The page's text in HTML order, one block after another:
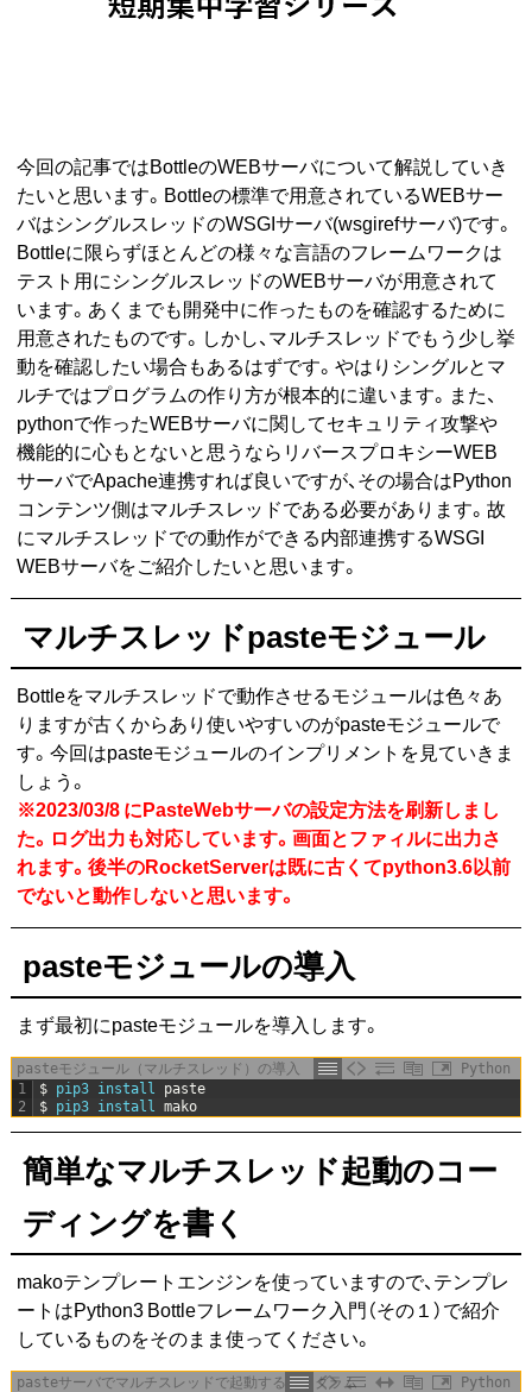
今回の記事ではBottleのWEBサーバについて解説していき
たいと思います。Bottleの標準で用意されているWEBサー
バはシングルスレッドのWSGIサーバ(wsgirefサーバ)です。
Bottleに限らずほとんどの様々な言語のフレームワークは
テスト用にシングルスレッドのWEBサーバが用意されて
います。あくまでも開発中に作ったものを確認するために
用意されたものです。しかし、マルチスレッドでもう少し挙
動を確認したい場合もあるはずです。やはりシングルとマ
ルチではプログラムの作り方が根本的に違います。また、
pythonで作ったWEBサーバに関してセキュリティ攻撃や
機能的に心もとないと思うならリバースプロキシーWEB
サーバでApache連携すれば良いですが、その場合はPython
コンテンツ側はマルチスレッドである必要があります。故
にマルチスレッドでの動作ができる内部連携するWSGI
WEBサーバをご紹介したいと思います。
マルチスレッドpasteモジュール
Bottleをマルチスレッドで動作させるモジュールは色々あ
りますが古くからあり使いやすいのがpasteモジュールで
す。今回はpasteモジュールのインプリメントを見ていきま
しょう。
※2023/03/8 にPasteWebサーバの設定方法を刷新しまし
た。ログ出力も対応しています。画面とファィルに出力さ
れます。後半のRocketServerは既に古くてpython3.6以前
でないと動作しないと思います。
pasteモジュールの導入
まず最初にpasteモジュールを導入します。
pasteモジュール（マルチスレッド）の導入
Python
1
2
$ pip3 install paste
$ pip3 install mako
簡単なマルチスレッド起動のコー
ディングを書く
makoテンプレートエンジンを使っていますので、テンプレ
ートはPython3 Bottleフレームワーク入門（その１）で紹介
しているものをそのまま使ってください。
pasteサーバでマルチスレッドで起動するプログラム
Python